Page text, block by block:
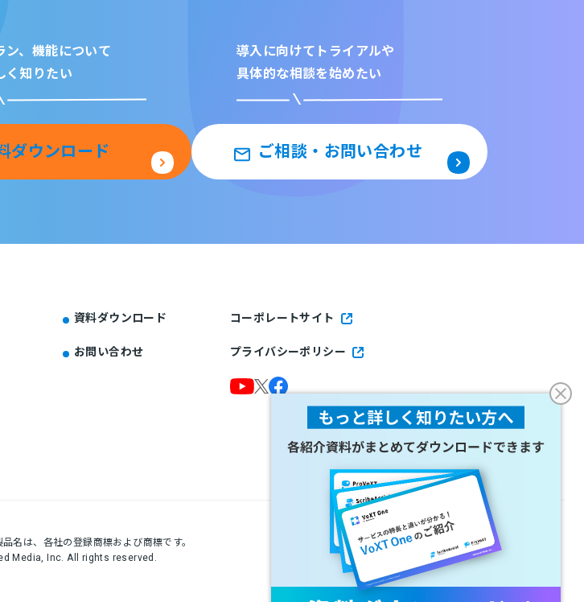
ン、機能について
く知りたい
ダウンロード
導入に向けてトライアルや
具体的な相談を始めたい
ご相談・お問い合わせ
資料ダウンロード
お問い合わせ
コーポレートサイト
プライバシーポリシー
名は、各社の登録商標および商標です。
Media, Inc. All rights reserved.